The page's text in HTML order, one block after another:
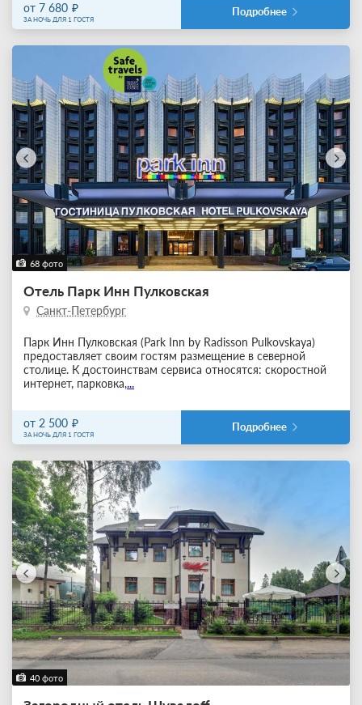
от 7 680
ЗА НОЧЬ ДЛЯ 1 ГОСТЯ
Подробнее
68 фото
Отель Парк Инн Пулковская
Санкт-Петербург
Парк Инн Пулковская (Park Inn by Radisson Pulkovskaya)
предоставляет своим гостям размещение в северной
столице. К достоинствам сервиса относятся: скоростной
интернет, парковка,...
от 2 500
ЗА НОЧЬ ДЛЯ 1 ГОСТЯ
Подробнее
40 фото